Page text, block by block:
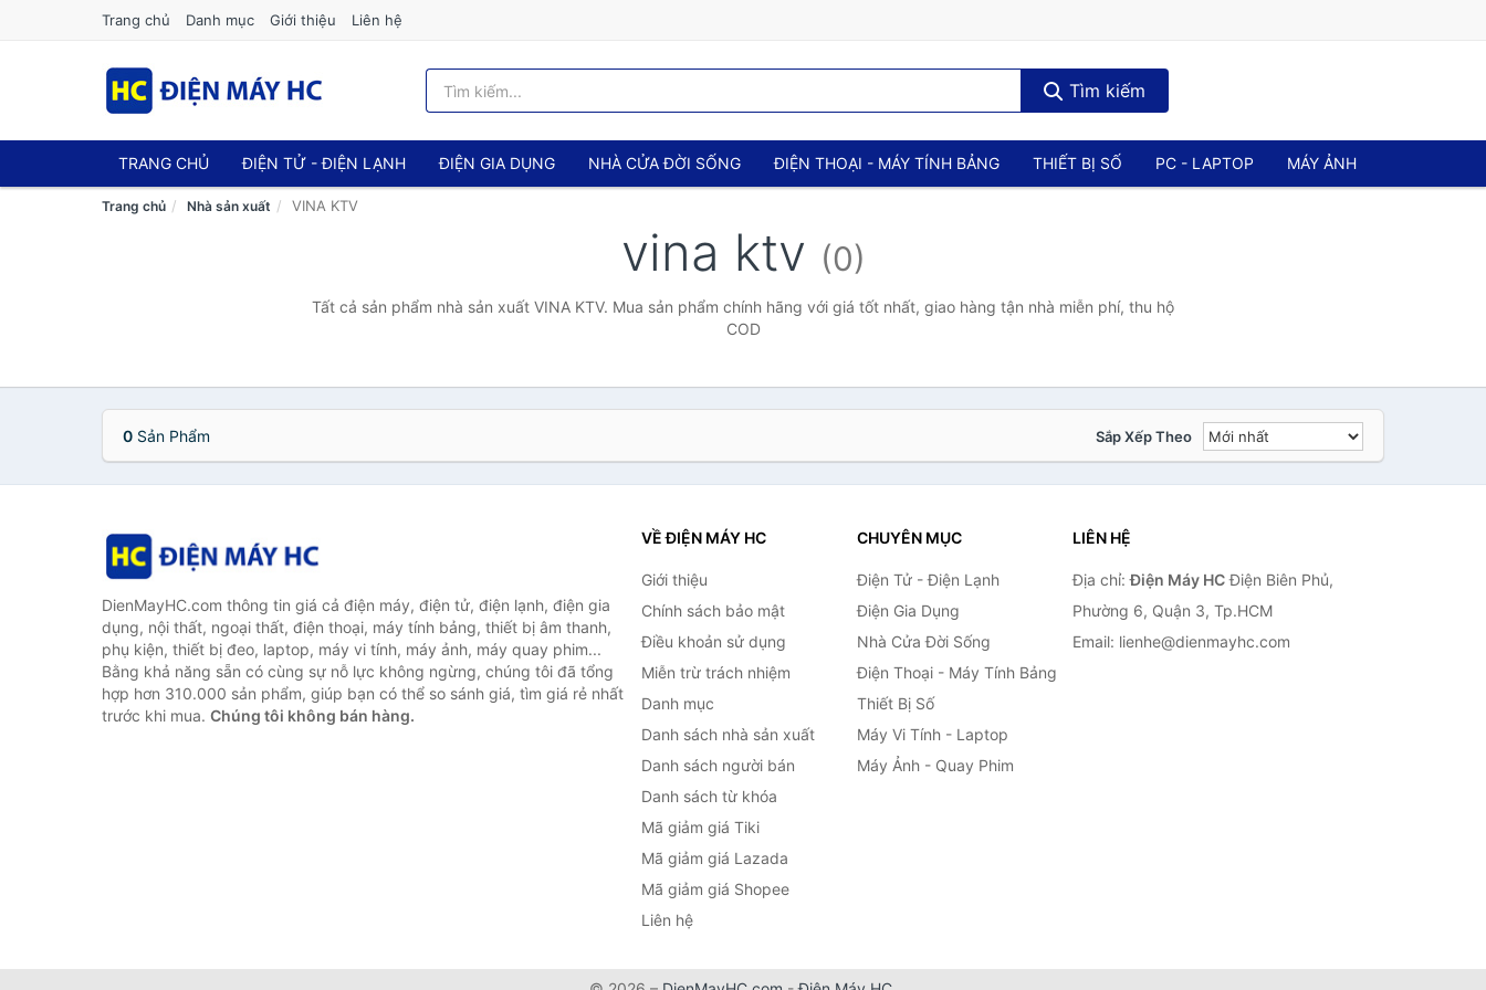
Trang chủ Danh mục Giới thiệu Liên hệ
Tìm kiếm
TRANG CHỦ ĐIỆN TỬ - ĐIỆN LẠNH ĐIỆN GIA DỤNG NHÀ CỬA ĐỜI SỐNG ĐIỆN THOẠI - MÁY TÍNH BẢNG THIẾT BỊ SỐ PC - LAPTOP MÁY ẢNH
Trang chủ Nhà sản xuất VINA KTV
vina ktv (0)
Tất cả sản phẩm nhà sản xuất VINA KTV. Mua sản phẩm chính hãng với giá tốt nhất, giao hàng tận nhà miễn phí, thu hộ
COD
0 Sản Phẩm Sắp Xếp Theo
DienMayHC.com thông tin giá cả điện máy, điện tử, điện lạnh, điện gia
dụng, nội thất, ngoại thất, điện thoại, máy tính bảng, thiết bị âm thanh,
phụ kiện, thiết bị đeo, laptop, máy vi tính, máy ảnh, máy quay phim...
Bằng khả năng sẵn có cùng sự nỗ lực không ngừng, chúng tôi đã tổng
hợp hơn 310.000 sản phẩm, giúp bạn có thể so sánh giá, tìm giá rẻ nhất
trước khi mua. Chúng tôi không bán hàng.
VỀ ĐIỆN MÁY HC
Giới thiệu
Chính sách bảo mật
Điều khoản sử dụng
Miễn trừ trách nhiệm
Danh mục
Danh sách nhà sản xuất
Danh sách người bán
Danh sách từ khóa
Mã giảm giá Tiki
Mã giảm giá Lazada
Mã giảm giá Shopee
Liên hệ
CHUYÊN MỤC
Điện Tử - Điện Lạnh
Điện Gia Dụng
Nhà Cửa Đời Sống
Điện Thoại - Máy Tính Bảng
Thiết Bị Số
Máy Vi Tính - Laptop
Máy Ảnh - Quay Phim
LIÊN HỆ
Địa chỉ:Điện Máy HCĐiện Biên Phủ,
Phường 6, Quận 3, Tp.HCM
Email: lienhe@dienmayhc.com